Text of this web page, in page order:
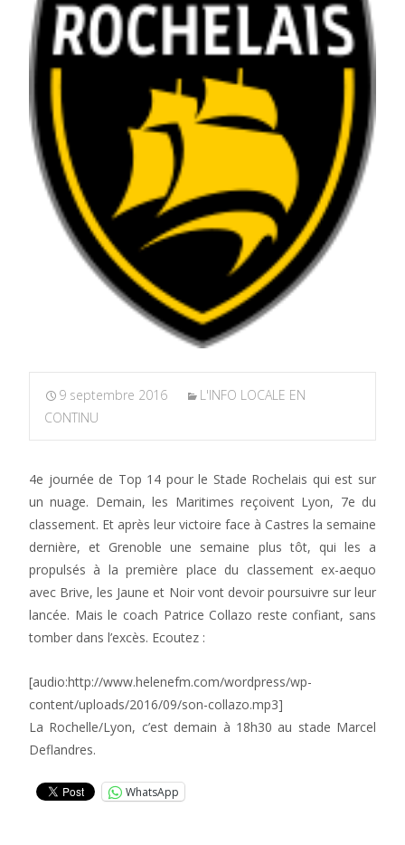
9 septembre 2016
L'INFO LOCALE EN
CONTINU
4e journée de Top 14 pour le Stade Rochelais qui est sur
un nuage. Demain, les Maritimes reçoivent Lyon, 7e du
classement. Et après leur victoire face à Castres la semaine
dernière, et Grenoble une semaine plus tôt, qui les a
propulsés à la première place du classement ex-aequo
avec Brive, les Jaune et Noir vont devoir poursuivre sur leur
lancée. Mais le coach Patrice Collazo reste confiant, sans
tomber dans l’excès. Ecoutez :
[audio:http://www.helenefm.com/wordpress/wp-
content/uploads/2016/09/son-collazo.mp3]
La Rochelle/Lyon, c’est demain à 18h30 au stade Marcel
Deflandres.
WhatsApp